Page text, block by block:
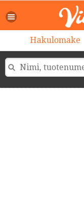
Hakulomake